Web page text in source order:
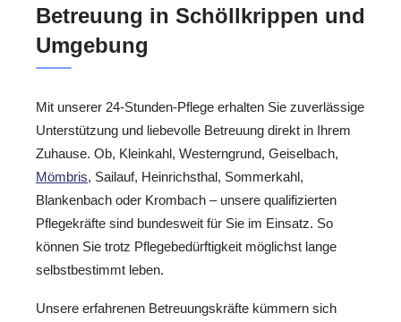
Betreuung in Schöllkrippen und
Umgebung
Mit unserer 24-Stunden-Pflege erhalten Sie zuverlässige
Unterstützung und liebevolle Betreuung direkt in Ihrem
Zuhause. Ob, Kleinkahl, Westerngrund, Geiselbach,
Mömbris, Sailauf, Heinrichsthal, Sommerkahl,
Blankenbach oder Krombach – unsere qualifizierten
Pflegekräfte sind bundesweit für Sie im Einsatz. So
können Sie trotz Pflegebedürftigkeit möglichst lange
selbstbestimmt leben.
Unsere erfahrenen Betreuungskräfte kümmern sich